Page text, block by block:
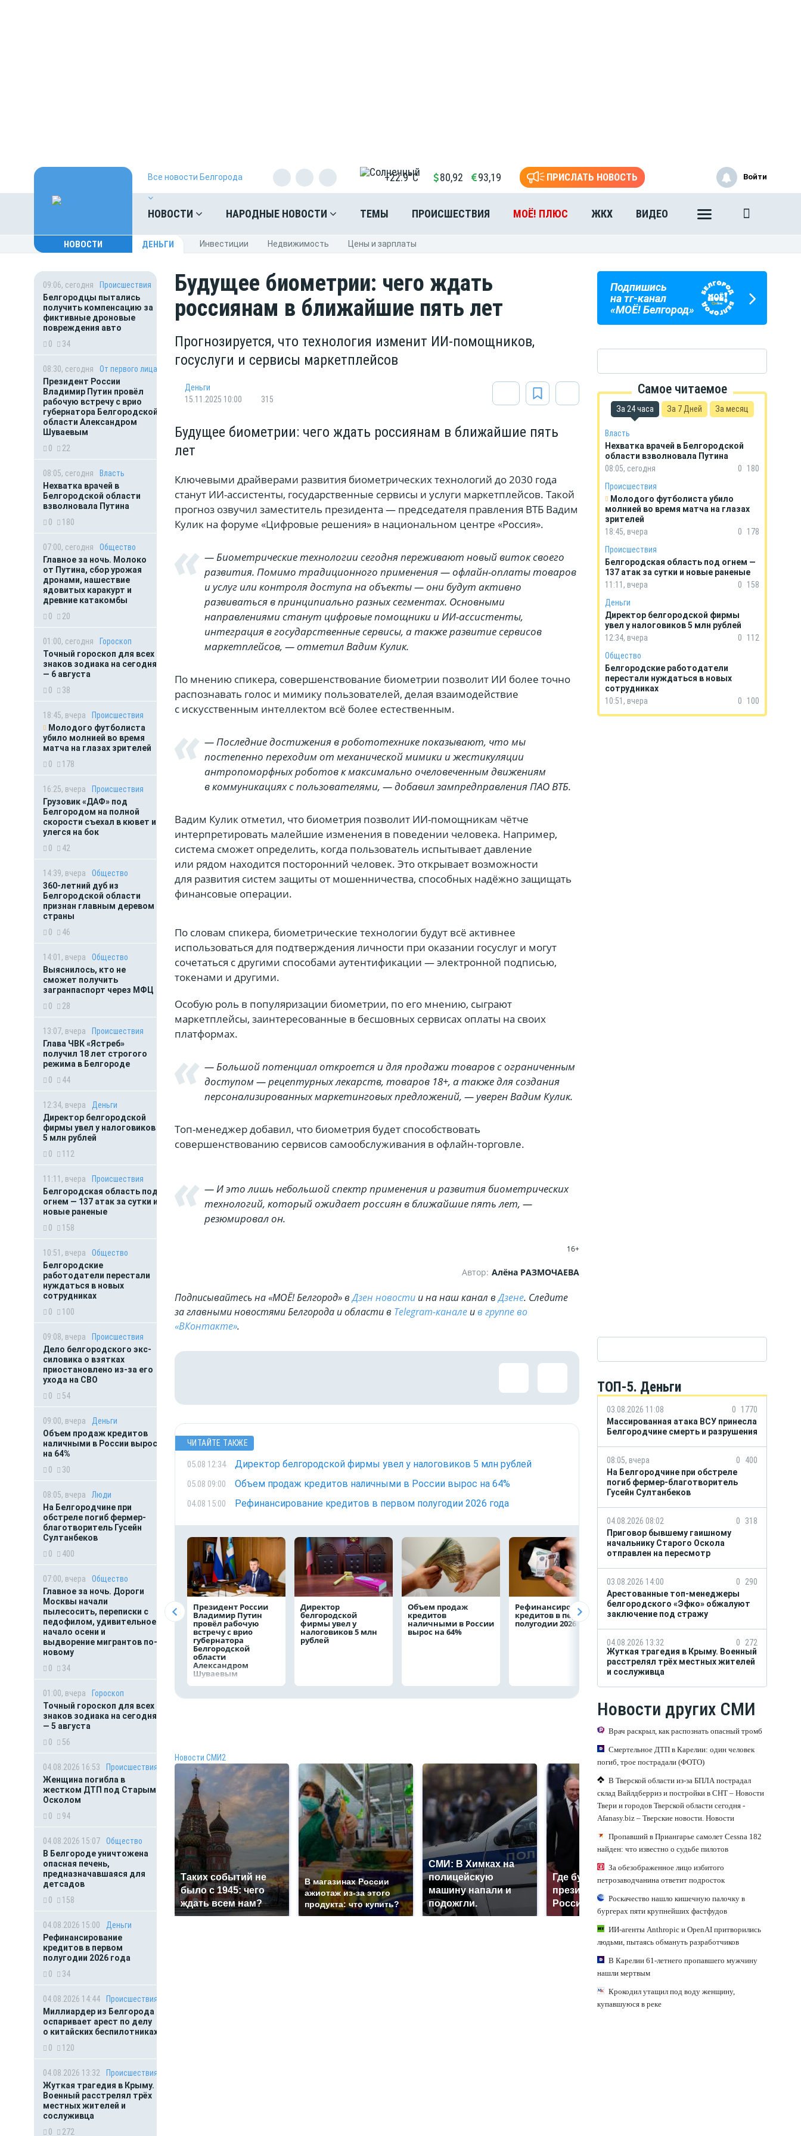
Все новости Белгорода +22.9°C 80,92 93,19 ПРИСЛАТЬ НОВОСТЬ
НОВОСТИ НАРОДНЫЕ НОВОСТИ ТЕМЫ ПРОИСШЕСТВИЯ МОЁ! ПЛЮС ЖКХ ВИДЕО
Войти
НОВОСТИ ДЕНЬГИ Инвестиции Недвижимость Цены и зарплаты
09:06, сегодня
Происшествия
Белгородцы пытались
получить компенсацию за
фиктивные дроновые
повреждения авто
0
34
08:30, сегодня
От первого лица
Президент России
Владимир Путин провёл
рабочую встречу с врио
губернатора Белгородской
области Александром
Шуваевым
0
22
08:05, сегодня
Власть
Нехватка врачей в
Белгородской области
взволновала Путина
0
180
07:00, сегодня
Общество
Главное за ночь. Молоко
от Путина, сбор урожая
дронами, нашествие
ядовитых каракурт и
древние катакомбы
0
20
01:00, сегодня
Гороскоп
Точный гороскоп для всех
знаков зодиака на сегодня
— 6 августа
0
38
18:45, вчера
Происшествия
Молодого футболиста
убило молнией во время
матча на глазах зрителей
0
178
16:25, вчера
Происшествия
Грузовик «ДАФ» под
Белгородом на полной
скорости съехал в кювет и
улегся на бок
0
42
14:39, вчера
Общество
360-летний дуб из
Белгородской области
признан главным деревом
страны
0
46
14:01, вчера
Общество
Выяснилось, кто не
сможет получить
загранпаспорт через МФЦ
0
28
13:07, вчера
Происшествия
Глава ЧВК «Ястреб»
получил 18 лет строгого
режима в Белгороде
0
44
12:34, вчера
Деньги
Директор белгородской
фирмы увел у налоговиков
5 млн рублей
0
112
11:11, вчера
Происшествия
Белгородская область под
огнем — 137 атак за сутки и
новые раненые
0
158
10:51, вчера
Общество
Белгородские
работодатели перестали
нуждаться в новых
сотрудниках
0
100
09:08, вчера
Происшествия
Дело белгородского экс-
силовика о взятках
приостановлено из-за его
ухода на СВО
0
54
09:00, вчера
Деньги
Объем продаж кредитов
наличными в России вырос
на 64%
0
30
08:05, вчера
Люди
На Белгородчине при
обстреле погиб фермер-
благотворитель Гусейн
Султанбеков
0
400
07:00, вчера
Общество
Главное за ночь. Дороги
Москвы начали
пылесосить, переписки с
педофилом, удивительное
начало осени и
выдворение мигрантов по-
новому
0
34
01:00, вчера
Гороскоп
Точный гороскоп для всех
знаков зодиака на сегодня
— 5 августа
0
56
04.08.2026 16:53
Происшествия
Женщина погибла в
жестком ДТП под Старым
Осколом
0
94
04.08.2026 15:07
Общество
В Белгороде уничтожена
опасная печень,
предназначавшаяся для
детсадов
0
158
04.08.2026 15:00
Деньги
Рефинансирование
кредитов в первом
полугодии 2026 года
0
34
04.08.2026 14:44
Происшествия
Миллиардер из Белгорода
оспаривает арест по делу
о китайских беспилотниках
0
120
04.08.2026 13:32
Происшествия
Жуткая трагедия в Крыму.
Военный расстрелял трёх
местных жителей и
сослуживца
0
272
Будущее биометрии: чего ждать
россиянам в ближайшие пять лет
Прогнозируется, что технология изменит ИИ-помощников,
госуслуги и сервисы маркетплейсов
Деньги
15.11.2025 10:00
315
Будущее биометрии: чего ждать россиянам в ближайшие пять
лет
Ключевыми драйверами развития биометрических технологий до 2030 года
станут ИИ-ассистенты, государственные сервисы и услуги маркетплейсов. Такой
прогноз озвучил заместитель президента — председателя правления ВТБ Вадим
Кулик на форуме «Цифровые решения» в национальном центре «Россия».
— Биометрические технологии сегодня переживают новый виток своего
развития. Помимо традиционного применения — офлайн-оплаты товаров
и услуг или контроля доступа на объекты — они будут активно
развиваться в принципиально разных сегментах. Основными
направлениями станут цифровые помощники и ИИ-ассистенты,
интеграция в государственные сервисы, а также развитие сервисов
маркетплейсов, — отметил Вадим Кулик.
По мнению спикера, совершенствование биометрии позволит ИИ более точно
распознавать голос и мимику пользователей, делая взаимодействие
с искусственным интеллектом всё более естественным.
— Последние достижения в робототехнике показывают, что мы
постепенно переходим от механической мимики и жестикуляции
антропоморфных роботов к максимально очеловеченным движениям
в коммуникациях с пользователями, — добавил зампредправления ПАО ВТБ.
Вадим Кулик отметил, что биометрия позволит ИИ-помощникам чётче
интерпретировать малейшие изменения в поведении человека. Например,
система сможет определить, когда пользователь испытывает давление
или рядом находится посторонний человек. Это открывает возможности
для развития систем защиты от мошенничества, способных надёжно защищать
финансовые операции.
По словам спикера, биометрические технологии будут всё активнее
использоваться для подтверждения личности при оказании госуслуг и могут
сочетаться с другими способами аутентификации — электронной подписью,
токенами и другими.
Особую роль в популяризации биометрии, по его мнению, сыграют
маркетплейсы, заинтересованные в бесшовных сервисах оплаты на своих
платформах.
— Большой потенциал откроется и для продажи товаров с ограниченным
доступом — рецептурных лекарств, товаров 18+, а также для создания
персонализированных маркетинговых предложений, — уверен Вадим Кулик.
Топ-менеджер добавил, что биометрия будет способствовать
совершенствованию сервисов самообслуживания в офлайн-торговле.
— И это лишь небольшой спектр применения и развития биометрических
технологий, который ожидает россиян в ближайшие пять лет, —
резюмировал он.
16+
Автор: Алёна РАЗМОЧАЕВА
Подписывайтесь на «МОЁ! Белгород» вДзен новости и на наш канал вДзене. Cледите
за главными новостями Белгорода и области в Telegram-канале ив группе во
«ВКонтакте».
ЧИТАЙТЕ ТАКЖЕ
05.08 12:34 Директор белгородской фирмы увел у налоговиков 5 млн рублей
05.08 09:00 Объем продаж кредитов наличными в России вырос на 64%
04.08 15:00 Рефинансирование кредитов в первом полугодии 2026 года
Президент России
Владимир Путин
провёл рабочую
встречу с врио
губернатора
Белгородской
области
Александром
Шуваевым
Директор
белгородской
фирмы увел у
налоговиков 5 млн
рублей
Объем продаж
кредитов
наличными в России
вырос на 64%
Рефинансирование
кредитов в первом
полугодии 2026 года
Казначейство
требует с
водоканала 122,8
млн в пользу ФРТ
Александр
центра помощи
в Белгородской
области усилили
подразделение
«БАРС-
Новости СМИ2
Таких событий не
было с 1945: чего
ждать всем нам?
В магазинах России
ажиотаж из-за этого
продукта: что купить?
СМИ: В Химках на
полицейскую
машину напали и
подожгли.
Где будет встреча
президентов США и
России: Европа?
Такую зиму в России
так?!
Подпишись
на тг-канал
«МОЁ! Белгород»
ГОРОСКОП
НА КАЖДЫЙ ДЕНЬ
ПОГОДА
В БЕЛГОРОДЕ
Самое читаемое
За 24 часа За 7 Дней За месяц
Власть
Нехватка врачей в Белгородской
области взволновала Путина
08:05, сегодня
0
180
Происшествия
Молодого футболиста убило
молнией во время матча на глазах
зрителей
18:45, вчера
0
178
Происшествия
Белгородская область под огнем —
137 атак за сутки и новые раненые
11:11, вчера
0
158
Деньги
Директор белгородской фирмы
увел у налоговиков 5 млн рублей
12:34, вчера
0
112
Общество
Белгородские работодатели
перестали нуждаться в новых
сотрудниках
10:51, вчера
0 100
ТОП-5. Деньги
03.08.2026 11:08 0
1770
Массированная атака ВСУ принесла
Белгородчине смерть и разрушения
08:05, вчера 0
400
На Белгородчине при обстреле
погиб фермер-благотворитель
Гусейн Султанбеков
04.08.2026 08:02 0
318
Приговор бывшему гаишному
начальнику Старого Оскола
отправлен на пересмотр
03.08.2026 14:00 0
290
Арестованные топ-менеджеры
белгородского «Эфко» обжалуют
заключение под стражу
04.08.2026 13:32 0
272
Жуткая трагедия в Крыму. Военный
расстрелял трёх местных жителей
и сослуживца
Новости других СМИ
Врач раскрыл, как распознать опасный тромб
Смертельное ДТП в Карелии: один человек
погиб, трое пострадали (ФОТО)
В Тверской области из-за БПЛА пострадал
склад Вайлдберриз и постройки в СНТ – Новости
Твери и городов Тверской области сегодня -
Afanasy.biz – Тверские новости. Новости
Пропавший в Приангарье самолет Cessna 182
найден: что известно о судьбе пилотов
За обезображенное лицо избитого
петрозаводчанина ответит подросток
Роскачество нашло кишечную палочку в
бургерах пяти крупнейших фастфудов
ИИ-агенты Anthropic и OpenAI притворились
людьми, пытаясь обмануть разработчиков
В Карелии 61-летнего пропавшего мужчину
нашли мертвым
Крокодил утащил под воду женщину,
купавшуюся в реке